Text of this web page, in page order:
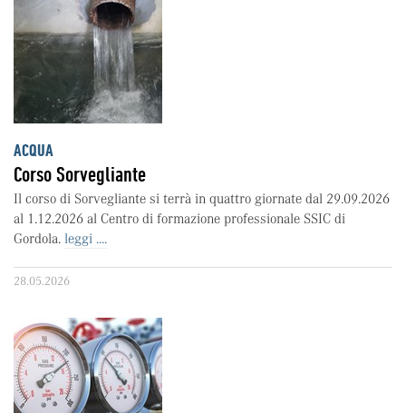
ACQUA
Corso Sorvegliante
Il corso di Sorvegliante si terrà in quattro giornate dal 29.09.2026
al 1.12.2026 al Centro di formazione professionale SSIC di
Gordola. leggi ....
28.05.2026